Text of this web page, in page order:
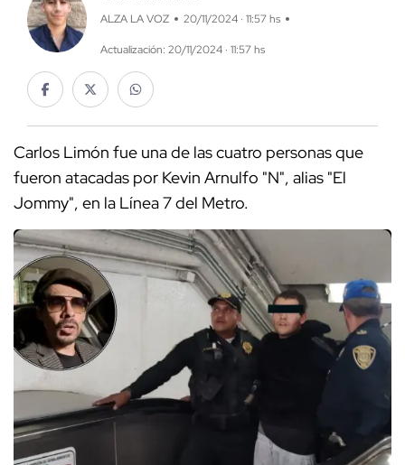
ALZA LA VOZ 20/11/2024 · 11:57 hs
Actualización: 20/11/2024 · 11:57 hs
Carlos Limón fue una de las cuatro personas que
fueron atacadas por Kevin Arnulfo "N", alias "El
Jommy", en la Línea 7 del Metro.